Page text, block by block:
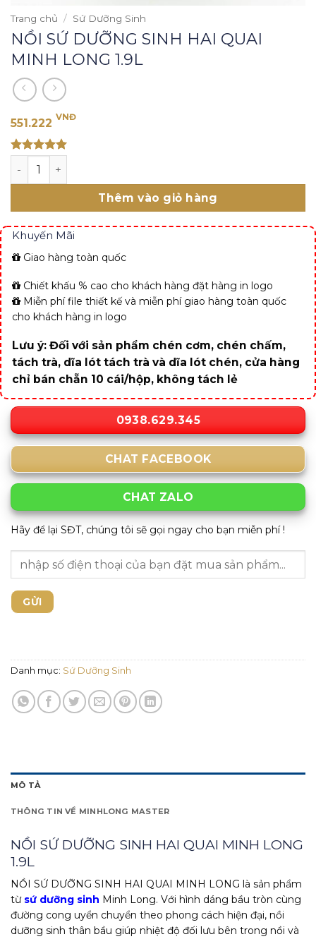
Trang chủ / Sứ Dưỡng Sinh
NỒI SỨ DƯỠNG SINH HAI QUAI
MINH LONG 1.9L
551.222 VNĐ
out of 5
NỒI SỨ DƯỠNG SINH HAI QUAI MINH LONG 1.9L số lượng
Thêm vào giỏ hàng
Khuyến Mãi
Giao hàng toàn quốc
Chiết khấu % cao cho khách hàng đặt hàng in logo
Miễn phí file thiết kế và miễn phí giao hàng toàn quốc
cho khách hàng in logo
Lưu ý: Đối với sản phẩm chén cơm, chén chấm,
tách trà, dĩa lót tách trà và dĩa lót chén, cửa hàng
chỉ bán chẵn 10 cái/hộp, không tách lẻ
0938.629.345
CHAT FACEBOOK
CHAT ZALO
Hãy để lại SĐT, chúng tôi sẽ gọi ngay cho bạn miễn phí !
Danh mục: Sứ Dưỡng Sinh
MÔ TẢ
THÔNG TIN VỀ MINHLONG MASTER
NỒI SỨ DƯỠNG SINH HAI QUAI MINH LONG
1.9L
NỒI SỨ DƯỠNG SINH HAI QUAI MINH LONG là sản phẩm
từ sứ dưỡng sinh Minh Long. Với hình dáng bầu tròn cùng
đường cong uyển chuyển theo phong cách hiện đại, nồi
dưỡng sinh thân bầu giúp nhiệt độ đối lưu bên trong nồi và